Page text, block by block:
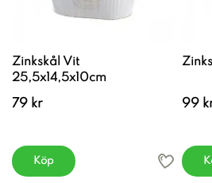
Zinkskål Vit
25,5x14,5x10cm
79 kr
Köp
99